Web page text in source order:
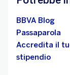
BBVA Blog
Passaparola
Accredita il
stipendio